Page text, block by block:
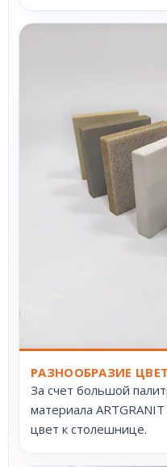
РАЗНООБРАЗИЕ
За счет большой
материала
цвет к столешнице.